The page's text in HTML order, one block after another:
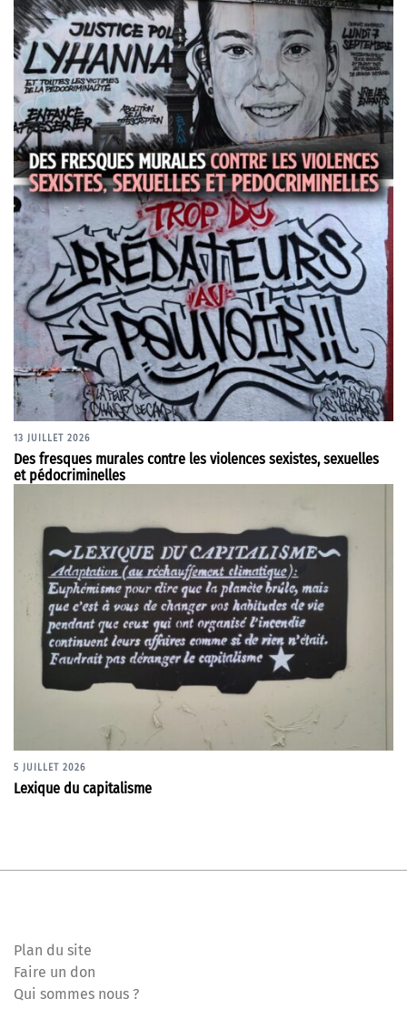
13 JUILLET 2026
Des fresques murales contre les violences sexistes, sexuelles
et pédocriminelles
5 JUILLET 2026
Lexique du capitalisme
Plan du site
Faire un don
Qui sommes nous ?